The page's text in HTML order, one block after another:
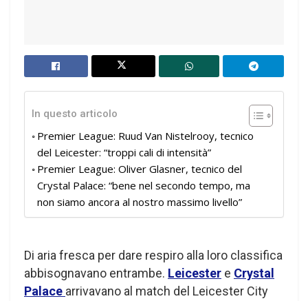
In questo articolo
Premier League: Ruud Van Nistelrooy, tecnico
del Leicester: “troppi cali di intensità”
Premier League: Oliver Glasner, tecnico del
Crystal Palace: “bene nel secondo tempo, ma
non siamo ancora al nostro massimo livello”
Di aria fresca per dare respiro alla loro classifica
abbisognavano entrambe. Leicester e Crystal
Palace arrivavano al match del Leicester City